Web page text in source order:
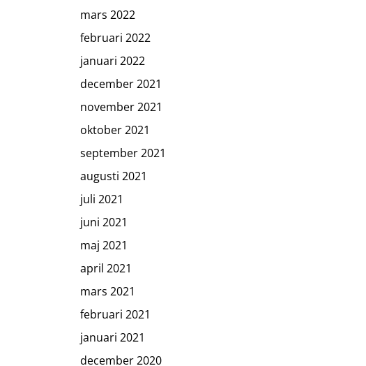
mars 2022
februari 2022
januari 2022
december 2021
november 2021
oktober 2021
september 2021
augusti 2021
juli 2021
juni 2021
maj 2021
april 2021
mars 2021
februari 2021
januari 2021
december 2020